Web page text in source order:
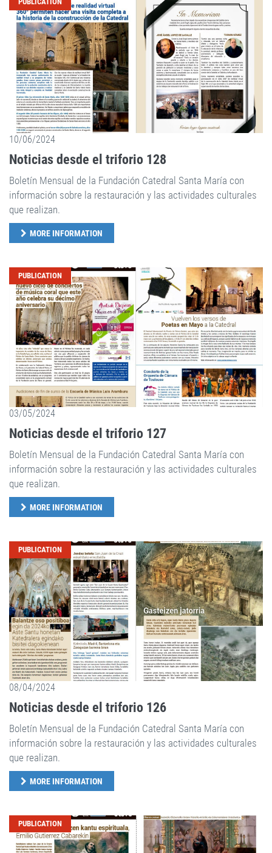
10/06/2024
Noticias desde el triforio 128
Boletín Mensual de la Fundación Catedral Santa María con
información sobre la restauración y las actividades culturales
que realizan.
MORE INFORMATION
PUBLICATION
03/05/2024
Noticias desde el triforio 127
Boletín Mensual de la Fundación Catedral Santa María con
información sobre la restauración y las actividades culturales
que realizan.
MORE INFORMATION
PUBLICATION
08/04/2024
Noticias desde el triforio 126
Boletín Mensual de la Fundación Catedral Santa María con
información sobre la restauración y las actividades culturales
que realizan.
MORE INFORMATION
PUBLICATION